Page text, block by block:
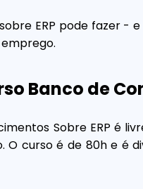
ERP pode fazer -
Banco de
Sobre ERP é
curso é de 80h e é